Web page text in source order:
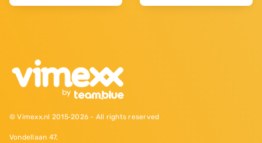
© Vimexx.nl 2015‐2026 - All rights reserved
Vondellaan 47,